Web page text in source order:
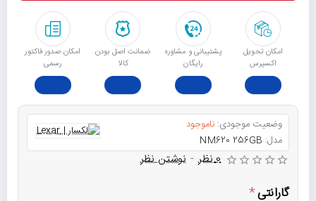
امکان تحویل
اکسپرس
پشتیبانی و مشاوره
رایگان
ﺿﻤﺎﻧﺖ اﺻﻞ ﺑﻮدن
ﮐﺎﻟﺎ
امکان صدور فاکتور
رسمی
وضعیت موجودی: ناموجود
مدل: NM620 256GB
0 نظر - نوشتن نظر
گارانتی